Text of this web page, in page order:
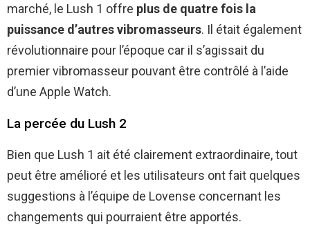
marché, le Lush 1 offre plus de quatre fois la
puissance d’autres vibromasseurs. Il était également
révolutionnaire pour l’époque car il s’agissait du
premier vibromasseur pouvant être contrôlé à l’aide
d’une Apple Watch.
La percée du Lush 2
Bien que Lush 1 ait été clairement extraordinaire, tout
peut être amélioré et les utilisateurs ont fait quelques
suggestions à l’équipe de Lovense concernant les
changements qui pourraient être apportés.